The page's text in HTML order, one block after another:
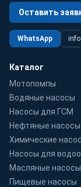
Оставить
WhatsApp
Каталог
Мотопомпы
Водяные насосы
Насосы для ГСМ
Нефтяные насосы
Химические
Насосы для
Масляные насосы
Пищевые насосы